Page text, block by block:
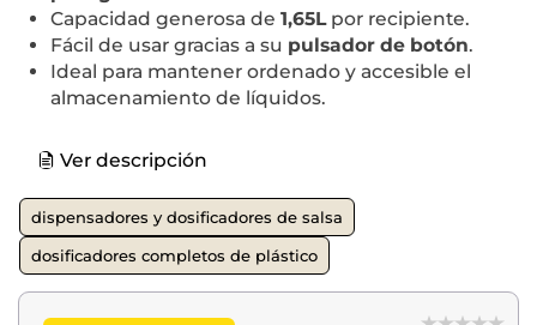
Capacidad generosa de 1,65Lpor recipiente.
Fácil de usar gracias a su pulsador de botón.
Ideal para mantener ordenado y accesible el
almacenamiento de líquidos.
Ver descripción
dispensadores y dosificadores de salsa
dosificadores completos de plástico